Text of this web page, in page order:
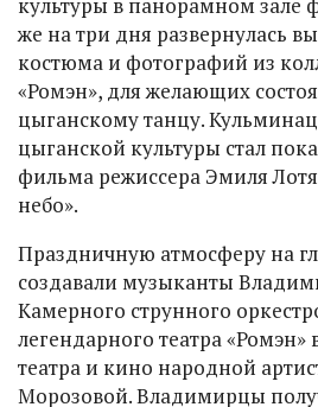
же на три дня развернулась
костюма и фотографий из
«Ромэн», для желающих
цыганскому танцу.
цыганской культуры стал
фильма режиссера Эмиля
небо».
Праздничную атмосферу на
создавали музыканты
Камерного струнного
легендарного театра «Ромэн»
театра и кино народной
Морозовой. Владимирцы